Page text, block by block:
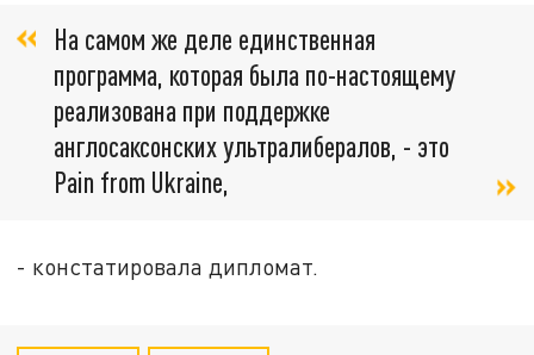
На самом же деле единственная
программа, которая была по-настоящему
реализована при поддержке
англосаксонских ультралибералов, - это
Pain from Ukraine,
- констатировала дипломат.